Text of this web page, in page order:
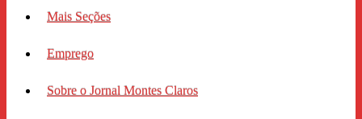
Mais Seções
Emprego
Sobre o Jornal Montes Claros